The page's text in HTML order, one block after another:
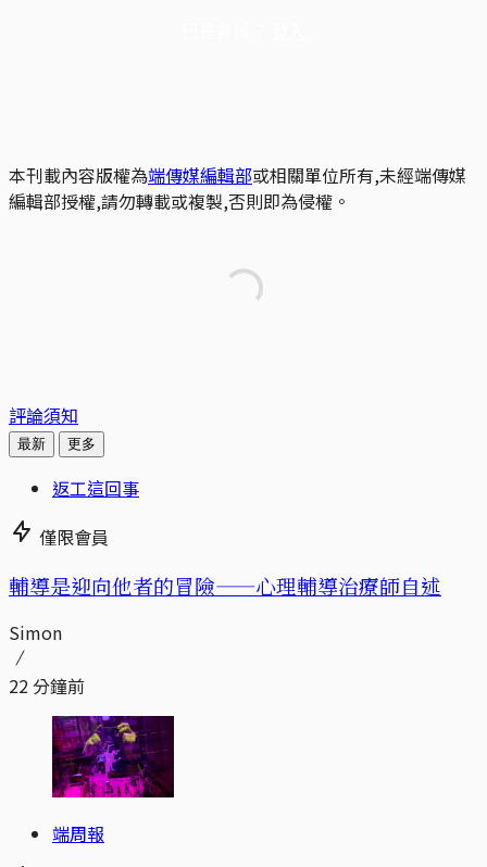
本刊載內容版權為端傳媒編輯部或相關單位所有,未經端傳媒
編輯部授權,請勿轉載或複製,否則即為侵權。
評論須知
最新 更多
返工這回事
僅限會員
輔導是迎向他者的冒險——心理輔導治療師自述
Simon
22 分鐘前
端周報